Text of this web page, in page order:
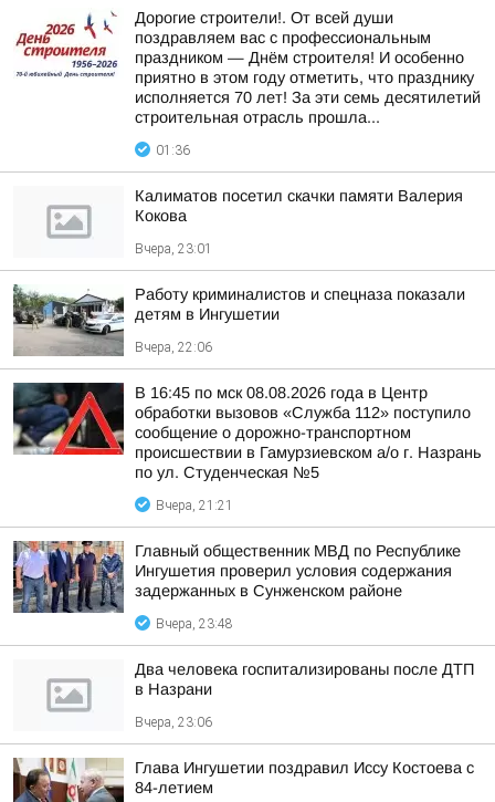
Дорогие строители!. От всей души
поздравляем вас с профессиональным
праздником — Днём строителя! И особенно
приятно в этом году отметить, что празднику
исполняется 70 лет! За эти семь десятилетий
строительная отрасль прошла...
01:36
Калиматов посетил скачки памяти Валерия
Кокова
Вчера, 23:01
Работу криминалистов и спецназа показали
детям в Ингушетии
Вчера, 22:06
В 16:45 по мск 08.08.2026 года в Центр
обработки вызовов «Служба 112» поступило
сообщение о дорожно-транспортном
происшествии в Гамурзиевском а/о г. Назрань
по ул. Студенческая №5
Вчера, 21:21
Главный общественник МВД по Республике
Ингушетия проверил условия содержания
задержанных в Сунженском районе
Вчера, 23:48
Два человека госпитализированы после ДТП
в Назрани
Вчера, 23:06
Глава Ингушетии поздравил Иссу Костоева с
84-летием